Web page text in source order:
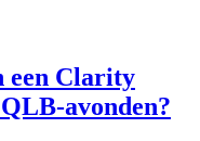
een Clarity
avonden?